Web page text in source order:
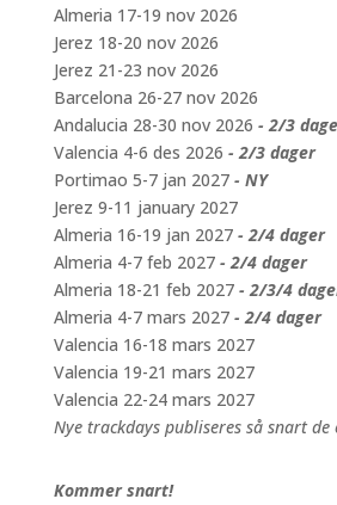
Almeria 17-19 nov 2026
Jerez 18-20 nov 2026
Jerez 21-23 nov 2026
Barcelona 26-27 nov 2026
Andalucia 28-30 nov 2026 - 2/3
Valencia 4-6 des 2026 - 2/3 dager
Portimao 5-7 jan 2027 - NY
Jerez 9-11 january 2027
Almeria 16-19 jan 2027 - 2/4 dager
Almeria 4-7 feb 2027 - 2/4 dager
Almeria 18-21 feb 2027 - 2/3/4
Almeria 4-7 mars 2027 - 2/4 dager
Valencia 16-18 mars 2027
Valencia 19-21 mars 2027
Valencia 22-24 mars 2027
Nye trackdays publiseres så snart
Kommer snart!